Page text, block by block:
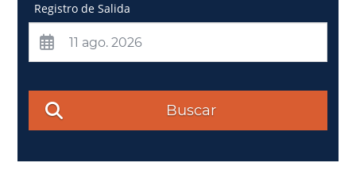
Registro de Salida
Buscar